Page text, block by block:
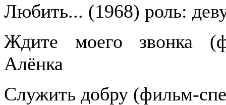
Любить... (1968) роль:
Ждите моего звонка
Алёнка
Служить добру (фильм-